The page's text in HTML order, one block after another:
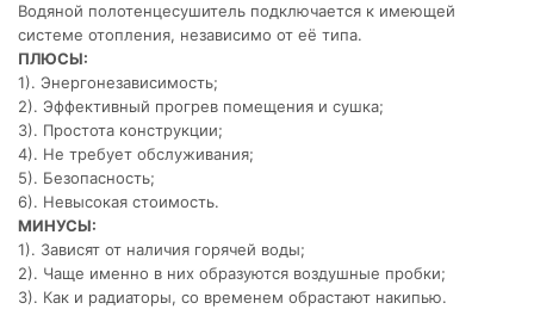
Водяной полотенцесушитель подключается к имеющей
системе отопления, независимо от её типа.
ПЛЮСЫ:
1). Энергонезависимость;
2). Эффективный прогрев помещения и сушка;
3). Простота конструкции;
4). Не требует обслуживания;
5). Безопасность;
6). Невысокая стоимость.
МИНУСЫ:
1). Зависят от наличия горячей воды;
2). Чаще именно в них образуются воздушные пробки;
3). Как и радиаторы, со временем обрастают накипью.